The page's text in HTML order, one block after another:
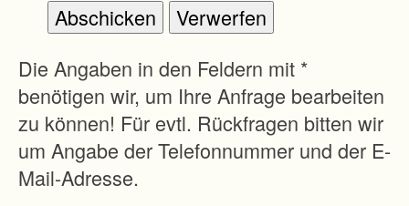
Die Angaben in den Feldern mit *
benötigen wir, um Ihre Anfrage bearbeiten
zu können! Für evtl. Rückfragen bitten wir
um Angabe der Telefonnummer und der E-
Mail-Adresse.